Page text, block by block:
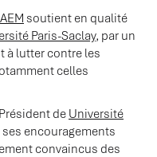
soutient en qualité
Paris-Saclay, par un
à lutter contre les
celles
deUniversité
encouragements
convaincus des